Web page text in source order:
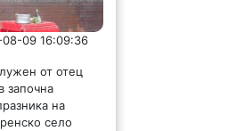
09 16:09:36
от отец
започна
на
село